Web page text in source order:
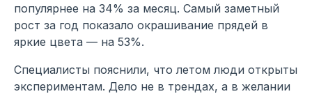
популярнее на 34% за месяц. Самый заметный
рост за год показало окрашивание прядей в
яркие цвета — на 53%.
Специалисты пояснили, что летом люди открыты
экспериментам. Дело не в трендах, а в желании